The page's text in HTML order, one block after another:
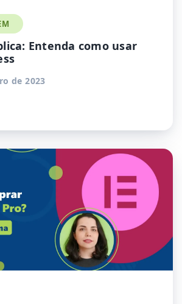
Entenda como usar
de 2023